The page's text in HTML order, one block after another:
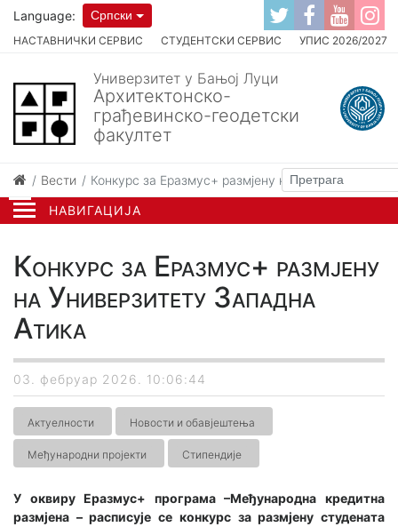
НАВИГАЦИЈА
НАСТАВНИЧКИ СЕРВИС СТУДЕНТСКИ СЕРВИС УПИС 2026/2027
Language: Српски
Универзитет у Бањој Луци
Архитектонско-
грађевинско-геодетски
факултет
Вести Конкурс за Еразмус+ размјену на Универзитету
Конкурс за Еразмус+ размјену
на Универзитету Западна
Атика
03. фебруар 2026. 10:06:44
Актуелности Новости и обавјештења
Међународни пројекти Стипендије
У оквиру Еразмус+ програма –Међународна кредитна
размјена – расписује се конкурс за размјену студената